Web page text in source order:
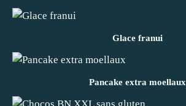
Glace franui
Pancake extra moellaux